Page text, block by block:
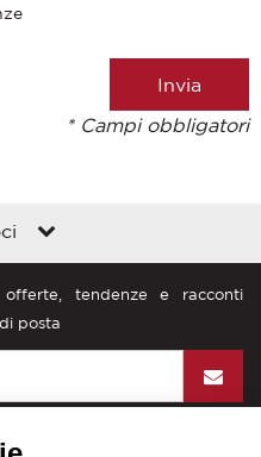
* Campi obbligatori
tendenze e racconti
posta